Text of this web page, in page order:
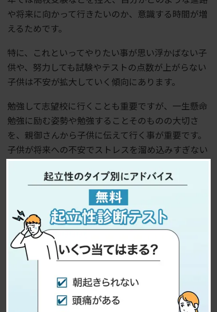
や将来に向かって行きたいのか、意識する時間が増
えるためです。
特に、これといってやりたい事が思い浮かばない子
供や、努力しても試験やテストの点数が上がらない
子供は不安が拡大していく傾向にあります。
勉強して志望校に行くことも重要ですが、一生懸命
勉強に励む姿勢や勉強することそのものの大切さ
を、親御さんから子供に伝えて行く事が重要です。
子供が将来への不安でストレスを溜め込みすぎない
ように配慮してあげましょう。
中学生のストレスの原因として、友人関係が挙げら
れます。先述したように、友人との時間は中学生に
とってストレス発散のための時間でもありますが、
その反面に大きなストレスの原因となることもあり
人と人との繋がりは子供の成長に繋がる一方で、友